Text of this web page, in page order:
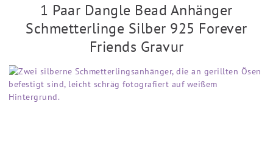
1 Paar Dangle Bead Anhänger
Schmetterlinge Silber 925 Forever
Friends Gravur